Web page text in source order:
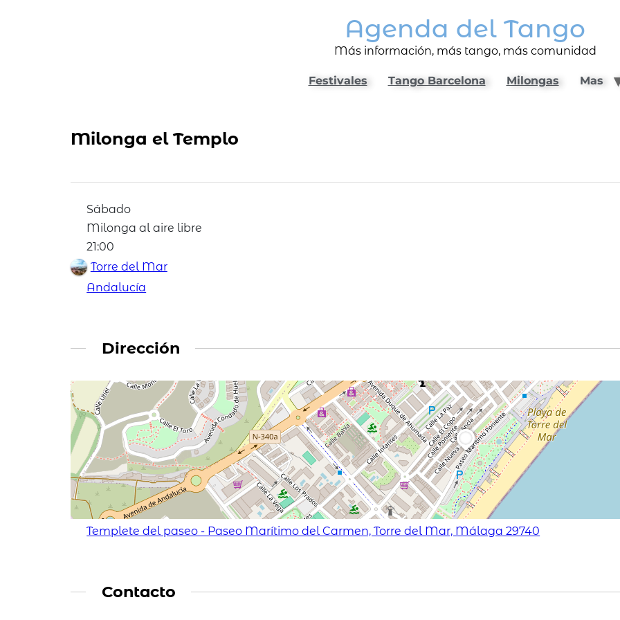
Agenda del Tango
Más información, más tango, más comunidad
Festivales Tango Barcelona Milongas Mas
Milonga el Templo
Sábado
Milonga al aire libre
21:00
Torre del Mar
Andalucía
Dirección
Templete del paseo - Paseo Marítimo del Carmen, Torre del Mar, Málaga 29740
Contacto